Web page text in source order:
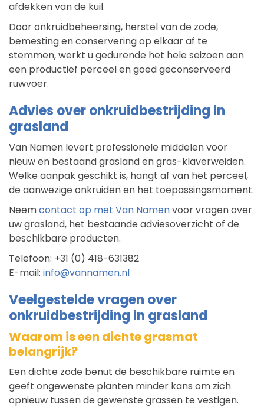
afdekken van de kuil.
Door onkruidbeheersing, herstel van de zode,
bemesting en conservering op elkaar af te
stemmen, werkt u gedurende het hele seizoen aan
een productief perceel en goed geconserveerd
ruwvoer.
Advies over onkruidbestrijding in
grasland
Van Namen levert professionele middelen voor
nieuw en bestaand grasland en gras-klaverweiden.
Welke aanpak geschikt is, hangt af van het perceel,
de aanwezige onkruiden en het toepassingsmoment.
Neemcontact op met Van Namenvoor vragen over
uw grasland, het bestaande adviesoverzicht of de
beschikbare producten.
Telefoon: +31 (0) 418-631382
E-mail: info@vannamen.nl
Veelgestelde vragen over
onkruidbestrijding in grasland
Waarom is een dichte grasmat
belangrijk?
Een dichte zode benut de beschikbare ruimte en
geeft ongewenste planten minder kans om zich
opnieuw tussen de gewenste grassen te vestigen.